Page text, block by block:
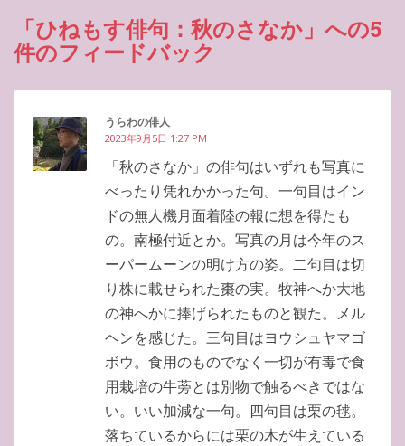
「ひねもす俳句：秋のさなか」への5
件のフィードバック
うらわの俳人
2023年9月5日 1:27 PM
「秋のさなか」の俳句はいずれも写真に
べったり凭れかかった句。一句目はイン
ドの無人機月面着陸の報に想を得たも
の。南極付近とか。写真の月は今年のス
ーパームーンの明け方の姿。二句目は切
り株に載せられた棗の実。牧神へか大地
の神へかに捧げられたものと観た。メル
ヘンを感じた。三句目はヨウシュヤマゴ
ボウ。食用のものでなく一切が有毒で食
用栽培の牛蒡とは別物で触るべきではな
い。いい加減な一句。四句目は栗の毬。
落ちているからには栗の木が生えている